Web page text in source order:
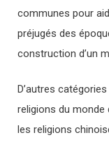
communes pour
préjugés des
construction d’un
D’autres
religions du
les religions